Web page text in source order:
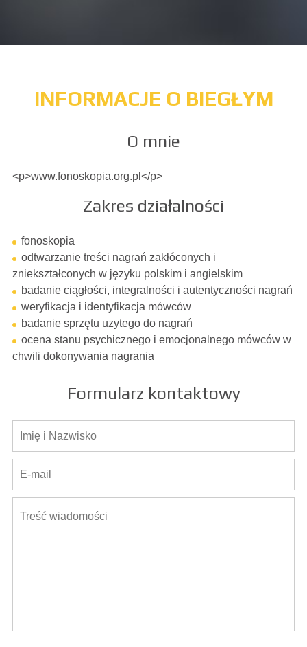
INFORMACJE O BIEGŁYM
O mnie
<p>www.fonoskopia.org.pl</p>
Zakres działalności
fonoskopia
odtwarzanie treści nagrań zakłóconych i
zniekształconych w języku polskim i angielskim
badanie ciągłości, integralności i autentyczności nagrań
weryfikacja i identyfikacja mówców
badanie sprzętu uzytego do nagrań
ocena stanu psychicznego i emocjonalnego mówców w
chwili dokonywania nagrania
Formularz kontaktowy